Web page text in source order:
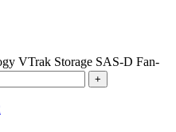
VTrak Storage SAS-D Fan-
+